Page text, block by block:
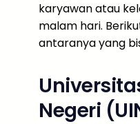
karyawan atau
malam hari.
antaranya yang
Negeri